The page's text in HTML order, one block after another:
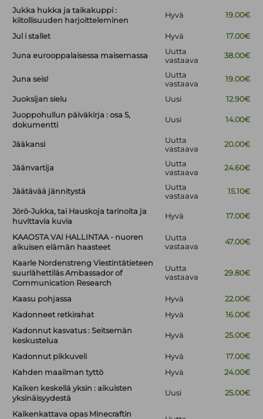
Jukka hukka ja taikakuppi :
kiitollisuuden harjoitteleminen
Hyvä 19.00€
Jul i stallet Hyvä 17.00€
Juna eurooppalaisessa maisemassa
Uutta
vastaava
38.00€
Juna seis!
Uutta
vastaava
19.00€
Juoksijan sielu Uusi
12.90€
Juoppohullun päiväkirja : osa 5,
dokumentti
Uusi 14.00€
Jääkansi
Uutta
vastaava
20.00€
Jäänvartija
Uutta
vastaava
24.60€
Jäätävää jännitystä
Uutta
vastaava
15.10€
Jörö-Jukka, tai Hauskoja tarinoita ja
huvittavia kuvia
Hyvä 17.00€
KAAOSTA VAI HALLINTAA - nuoren
aikuisen elämän haasteet
Uutta
vastaava
47.00€
Kaarle Nordenstreng Viestintätieteen
suurlähettiläs Ambassador of
Communication Research
Uutta
vastaava
29.80€
Kaasu pohjassa Hyvä
22.00€
Kadonneet retkirahat
Hyvä
16.00€
Kadonnut kasvatus : Seitsemän
keskustelua
Hyvä 25.00€
Kadonnut pikkuveli Hyvä
17.00€
Kahden maailman tyttö
Hyvä
24.00€
Kaiken keskellä yksin : aikuisten
yksinäisyydestä
Uusi 25.00€
Kaikenkattava opas Minecraftin